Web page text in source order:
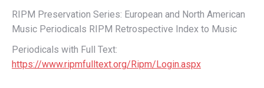
RIPM Preservation Series: European and North American
Music Periodicals RIPM Retrospective Index to Music
Periodicals with Full Text:
https://www.ripmfulltext.org/Ripm/Login.aspx